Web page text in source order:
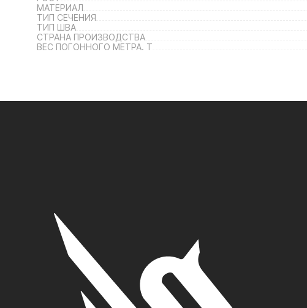
МАТЕРИАЛ
ТИП СЕЧЕНИЯ
ТИП ШВА
СТРАНА ПРОИЗВОДСТВА
ВЕС ПОГОННОГО МЕТРА. Т